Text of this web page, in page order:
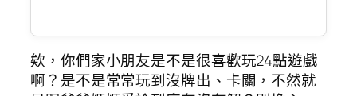
欸，你們家小朋友是不是很喜歡玩24點遊戲
啊？是不是常常玩到沒牌出、卡關，不然就